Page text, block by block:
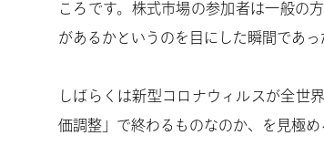
ころです。株式市場の参加者は一般の
があるかというのを目にした瞬間であっ
しばらくは新型コロナウィルスが全世
価調整」で終わるものなのか、を見極め